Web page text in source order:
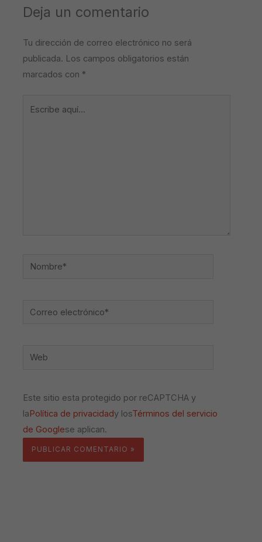
Deja un comentario
Tu dirección de correo electrónico no será
publicada. Los campos obligatorios están
marcados con *
Nombre*
Correo
Web
Este sitio esta protegido por reCAPTCHA y
la Política de privacidady losTérminos del servicio
de Googlese aplican.